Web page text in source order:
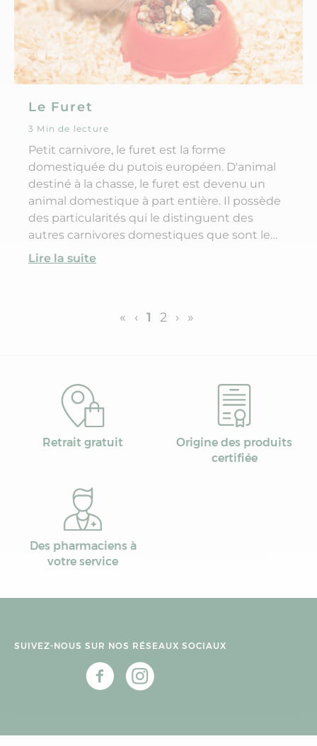
Le Furet
3 Min de lecture
Petit carnivore, le furet est la forme
domestiquée du putois européen. D'animal
destiné à la chasse, le furet est devenu un
animal domestique à part entière. Il possède
des particularités qui le distinguent des
autres carnivores domestiques que sont le
chat et le chien.
Lire la suite
« ‹ 1 2 › »
Retrait gratuit
Origine des produits
certifiée
Des pharmaciens à
votre service
SUIVEZ-NOUS SUR NOS RÉSEAUX SOCIAUX